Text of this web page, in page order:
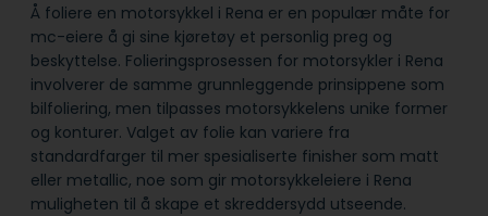
Å foliere en motorsykkel i Rena er en populær måte for
mc-eiere å gi sine kjøretøy et personlig preg og
beskyttelse. Folieringsprosessen for motorsykler i Rena
involverer de samme grunnleggende prinsippene som
bilfoliering, men tilpasses motorsykkelens unike former
og konturer. Valget av folie kan variere fra
standardfarger til mer spesialiserte finisher som matt
eller metallic, noe som gir motorsykkeleiere i Rena
muligheten til å skape et skreddersydd utseende.